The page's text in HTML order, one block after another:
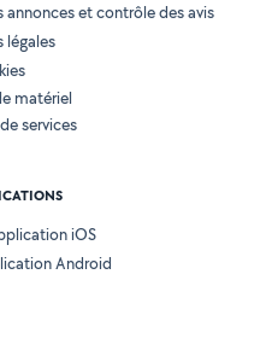
et contrôle des avis
légales
matériel
services
iOS
Android